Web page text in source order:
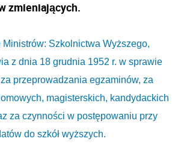
zmieniających.
Szkolnictwa Wyższego,
z dnia 18 grudnia 1952 r. w sprawie
przeprowadzania egzaminów, za
magisterskich, kandydackich
za czynności w postępowaniu przy
do szkół wyższych.